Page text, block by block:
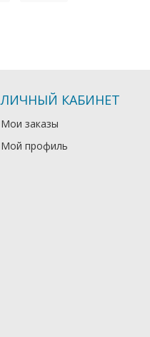
ЛИЧНЫЙ КАБИНЕТ
Мои заказы
Мой профиль